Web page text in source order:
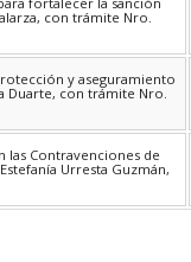
con trámite Nro.
y aseguramiento
Duarte, con trámite Nro.
las Contravenciones de
Urresta Guzmán,